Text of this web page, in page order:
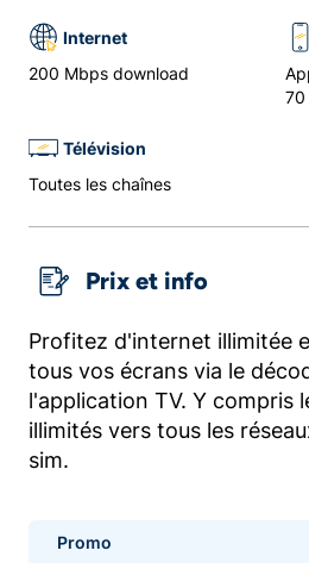
Internet
200 Mbps download
70
Télévision
Toutes les chaînes
Prix et info
Profitez d'internet illimitée
tous vos écrans via le
l'application TV. Y compris
illimités vers tous les
sim.
Promo